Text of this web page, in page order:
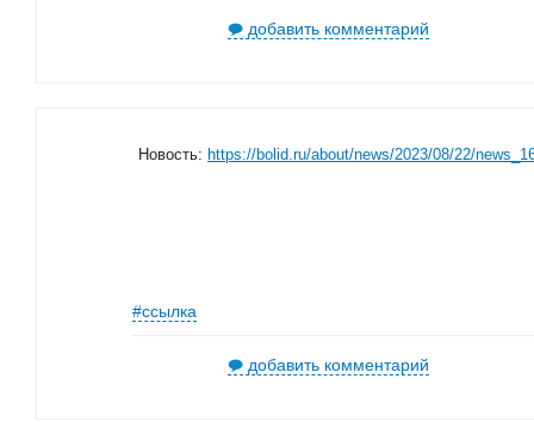
добавить комментарий
Новость: https://bolid.ru/about/news/2023/08/22/
#ссылка
добавить комментарий